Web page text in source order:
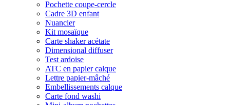
Pochette coupe-cercle
Cadre 3D enfant
Nuancier
Kit mosaïque
Carte shaker acétate
Dimensional diffuser
Test ardoise
ATC en papier calque
Lettre papier-mâché
Embellissements calque
Carte fond washi